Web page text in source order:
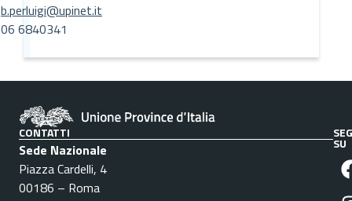
b.perluigi@upinet.it
06 6840341
CONTATTI
Sede Nazionale
Piazza Cardelli, 4
00186 – Roma
SU